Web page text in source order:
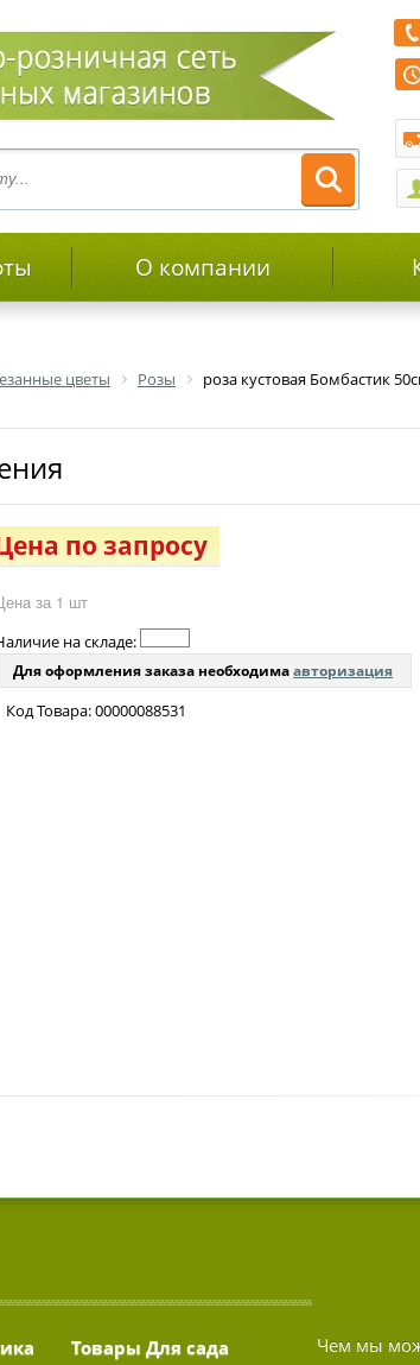
О компании
цветы Розы роза кустовая Бомбастик
по запросу
за 1 шт
на складе:
Для оформления заказа необходимаавторизация
Код Товара: 00000088531
Товары Для сада Чем мы